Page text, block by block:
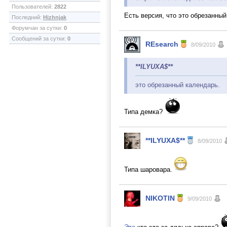
Пользователей: 2822
Последний: Hizhnjak
Форумчан за сутки: 0
Сообщений за сутки: 0
Есть версия, что это
REsearch 8/09/2010
**ILYUXA$**
это обрезанный календарь.
Типа демка?
**ILYUXA$** 8/09/2010
Типа шаровара.
NIKOTIN 9/09/2010